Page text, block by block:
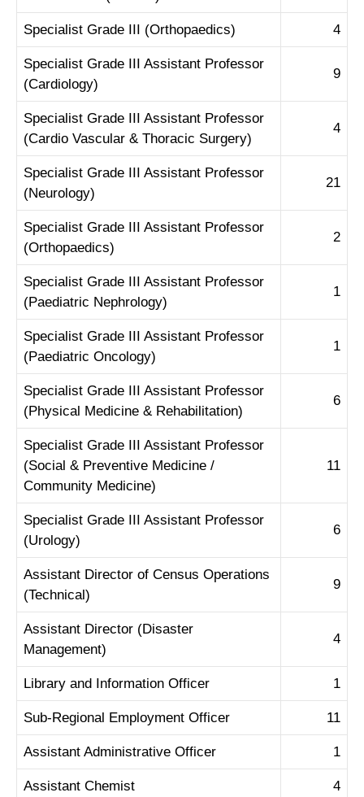
Specialist Grade III (Orthopaedics) 4
Specialist Grade III Assistant Professor
(Cardiology)
9
Specialist Grade III Assistant Professor
(Cardio Vascular & Thoracic Surgery)
4
Specialist Grade III Assistant Professor
(Neurology)
21
Specialist Grade III Assistant Professor
(Orthopaedics)
2
Specialist Grade III Assistant Professor
(Paediatric Nephrology)
1
Specialist Grade III Assistant Professor
(Paediatric Oncology)
1
Specialist Grade III Assistant Professor
(Physical Medicine & Rehabilitation)
6
Specialist Grade III Assistant Professor
(Social & Preventive Medicine /
Community Medicine)
11
Specialist Grade III Assistant Professor
(Urology)
6
Assistant Director of Census Operations
(Technical)
9
Assistant Director (Disaster
Management)
4
Library and Information Officer 1
Sub-Regional Employment Officer 11
Assistant Administrative Officer 1
Assistant Chemist 4